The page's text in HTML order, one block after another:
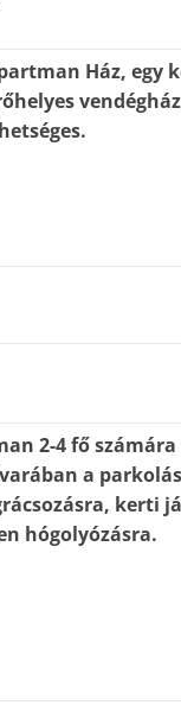
Ház,
2-4 fő
a
kerti
hógolyózásra.